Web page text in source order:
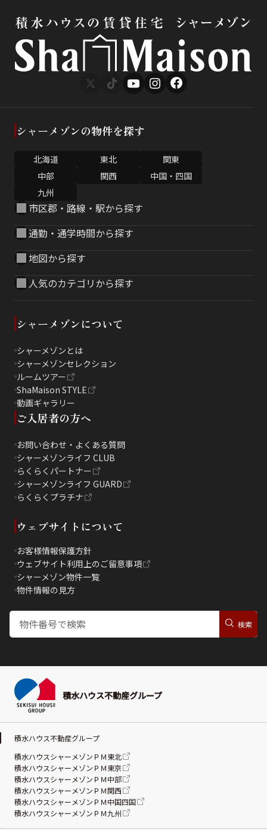
シャーメゾンの物件を探す
北海道 東北
関東
中部
関西
中国・四国
九州
市区郡・路線・駅から探す
通勤・通学時間から探す
地図から探す
人気のカテゴリから探す
シャーメゾンについて
シャーメゾンとは
シャーメゾンセレクション
ルームツアー
ShaMaison STYLE
動画ギャラリー
ご入居者の方へ
お問い合わせ・よくある質問
シャーメゾンライフ CLUB
らくらくパートナー
シャーメゾンライフ GUARD
らくらくプラチナ
ウェブサイトについて
お客様情報保護方針
ウェブサイト利用上のご留意事項
シャーメゾン物件一覧
物件情報の見方
積水ハウス不動産グループ
積水ハウス不動産グループ
積水ハウスシャーメゾンＰＭ東北
積水ハウスシャーメゾンＰＭ東京
積水ハウスシャーメゾンＰＭ中部
積水ハウスシャーメゾンＰＭ関西
積水ハウスシャーメゾンＰＭ中国四国
積水ハウスシャーメゾンＰＭ九州